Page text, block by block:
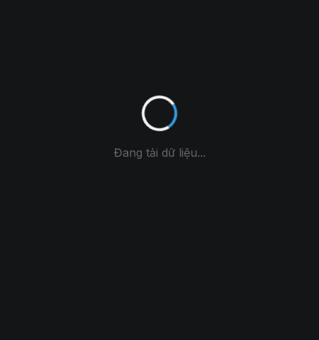
Đang tải dữ liệu...